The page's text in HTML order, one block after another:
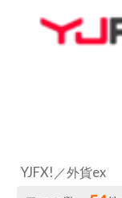
YJFX!／外貨ex